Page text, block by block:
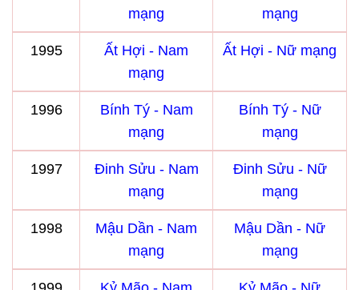
mạng
mạng
1995
Ất Hợi - Nam
mạng
Ất Hợi - Nữ mạng
1996
Bính Tý - Nam
mạng
Bính Tý - Nữ
mạng
1997
Đinh Sửu - Nam
mạng
Đinh Sửu - Nữ
mạng
1998
Mậu Dần - Nam
mạng
Mậu Dần - Nữ
mạng